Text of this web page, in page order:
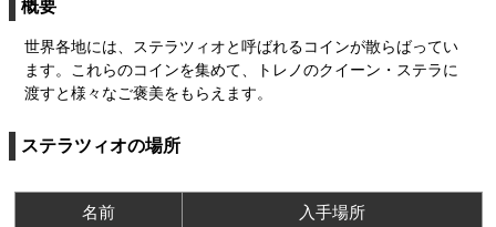
概要
世界各地には、ステラツィオと呼ばれるコインが散らばってい
ます。これらのコインを集めて、トレノのクイーン・ステラに
渡すと様々なご褒美をもらえます。
ステラツィオの場所
名前 入手場所